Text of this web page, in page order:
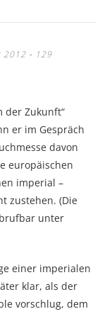
2012
129
der Zukunft“
er im Gespräch
davon
europäischen
imperial –
zustehen. (Die
unter
einer imperialen
klar, als der
vorschlug, dem